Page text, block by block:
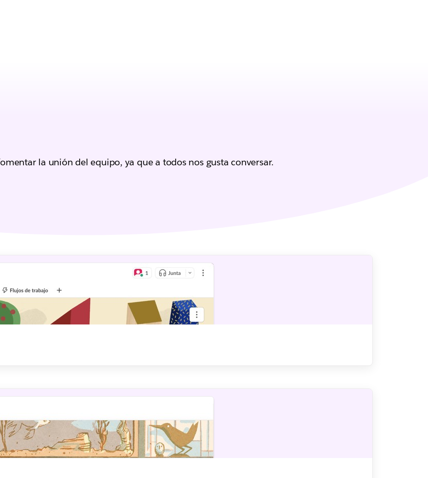
la unión del equipo, ya que a todos nos gusta conversar.